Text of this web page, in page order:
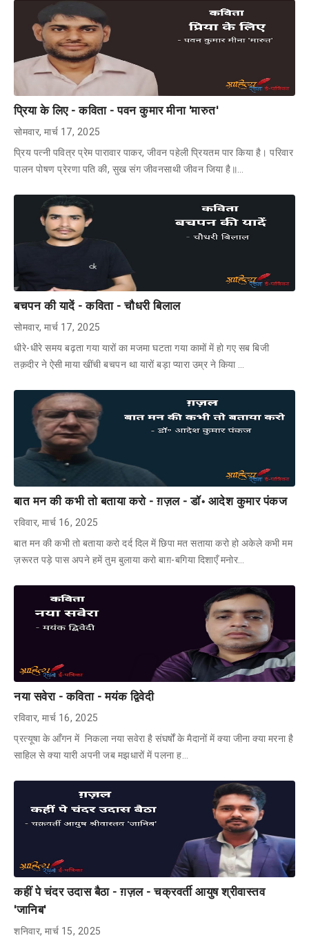
प्रिया के लिए - कविता - पवन कुमार मीना 'मारुत'
सोमवार, मार्च 17, 2025
प्रिय पत्नी पवित्र प्रेम पारावार पाकर, जीवन पहेली प्रियतम पार किया है। परिवार
पालन पोषण प्रेरणा पति की, सुख संग जीवनसाथी जीवन जिया है॥…
बचपन की यादें - कविता - चौधरी बिलाल
सोमवार, मार्च 17, 2025
धीरे-धीरे समय बढ़ता गया यारों का मजमा घटता गया कामों में हो गए सब बिजी
तक़दीर ने ऐसी माया खींची बचपन था यारों बड़ा प्यारा उम्र ने किया …
बात मन की कभी तो बताया करो - ग़ज़ल - डॉ॰ आदेश कुमार पंकज
रविवार, मार्च 16, 2025
बात मन की कभी तो बताया करो दर्द दिल में छिपा मत सताया करो हो अकेले कभी मम
ज़रूरत पड़े पास अपने हमें तुम बुलाया करो बाग़-बगिया दिशाएँ मनोर…
नया सवेरा - कविता - मयंक द्विवेदी
रविवार, मार्च 16, 2025
प्रत्यूषा के आँगन में निकला नया सवेरा है संघर्षों के मैदानों में क्या जीना क्या मरना है
साहिल से क्या यारी अपनी जब मझधारों में पलना ह…
कहीं पे चंदर उदास बैठा - ग़ज़ल - चक्रवर्ती आयुष श्रीवास्तव
'जानिब'
शनिवार, मार्च 15, 2025